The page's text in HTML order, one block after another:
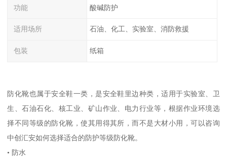
功能 酸碱防护
适用场所 石油、化工、实验室、消防救援
包装 纸箱
防化靴也属于安全鞋一类，是安全鞋里边种类，适用于实验室、卫
生、石油石化、核工业、矿山作业、电力行业等，根据作业环境选
择不同等级的防化靴，使其用得其所，而不是大材小用，可以咨询
中创汇安如何选择适合的防护等级防化靴。
• 防水